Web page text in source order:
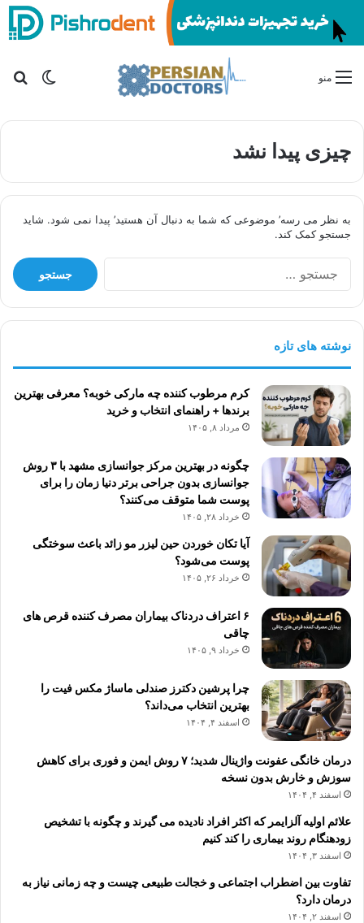
تغییر منو
چیزی پیدا نشد
به نظر می رسه’ موضوعی که شما به دنبال آن هستید’ پیدا نمی شود. شاید
جستجو کمک کند.
س
ر
ی
نوشته های تازه
کرم مرطوب کننده چه مارکی خوبه؟ معرفی بهترین
برندها + راهنمای انتخاب و خرید
مرداد ۸, ۱۴۰۵
چگونه در بهترین مرکز جوانسازی مشهد با ۳ روش
جوانسازی بدون جراحی برتر دنیا زمان را برای
پوست شما متوقف می‌کنند؟
خرداد ۲۸, ۱۴۰۵
آیا تکان خوردن حین لیزر مو زائد باعث سوختگی
پوست می‌شود؟
خرداد ۲۶, ۱۴۰۵
۶ اعتراف دردناک بیماران مصرف کننده قرص های
چاقی
خرداد ۹, ۱۴۰۵
چرا پرشین دکترز صندلی ماساژ مکس فیت را
بهترین انتخاب می‌داند؟
اسفند ۴, ۱۴۰۴
درمان خانگی عفونت واژینال شدید؛ ۷ روش ایمن و فوری برای کاهش
سوزش و خارش بدون نسخه
اسفند ۴, ۱۴۰۴
علائم اولیه آلزایمر که اکثر افراد نادیده می گیرند و چگونه با تشخیص
زودهنگام روند بیماری را کند کنیم
اسفند ۳, ۱۴۰۴
تفاوت بین اضطراب اجتماعی و خجالت طبیعی چیست و چه زمانی نیاز به
درمان دارد؟
اسفند ۲, ۱۴۰۴